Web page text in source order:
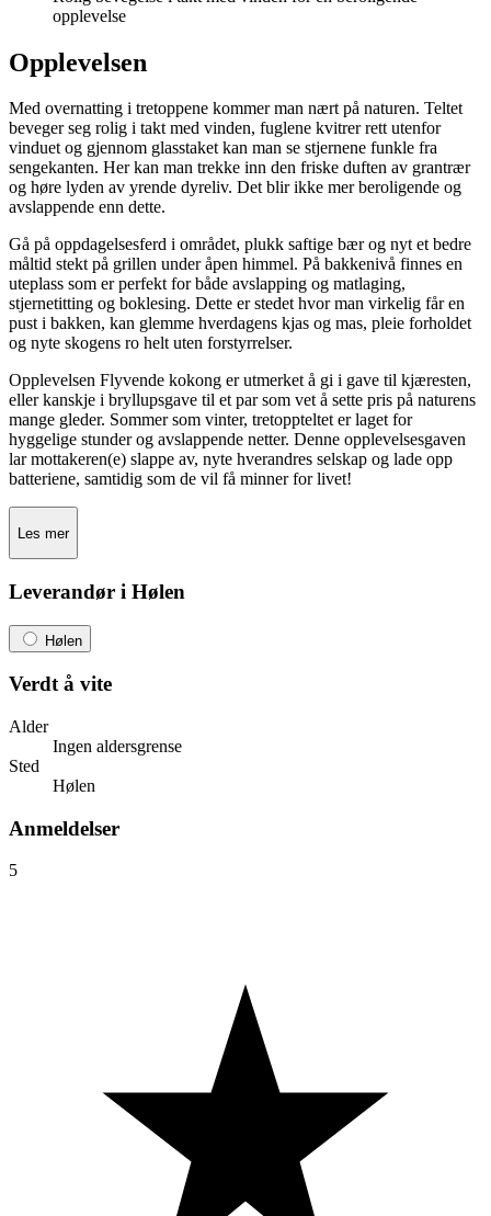
opplevelse
Opplevelsen
Med overnatting i tretoppene kommer man nært på naturen. Teltet
beveger seg rolig i takt med vinden, fuglene kvitrer rett utenfor
vinduet og gjennom glasstaket kan man se stjernene funkle fra
sengekanten. Her kan man trekke inn den friske duften av grantrær
og høre lyden av yrende dyreliv. Det blir ikke mer beroligende og
avslappende enn dette.
Gå på oppdagelsesferd i området, plukk saftige bær og nyt et bedre
måltid stekt på grillen under åpen himmel. På bakkenivå finnes en
uteplass som er perfekt for både avslapping og matlaging,
stjernetitting og boklesing. Dette er stedet hvor man virkelig får en
pust i bakken, kan glemme hverdagens kjas og mas, pleie forholdet
og nyte skogens ro helt uten forstyrrelser.
Opplevelsen Flyvende kokong er utmerket å gi i gave til kjæresten,
eller kanskje i bryllupsgave til et par som vet å sette pris på naturens
mange gleder. Sommer som vinter, tretoppteltet er laget for
hyggelige stunder og avslappende netter. Denne opplevelsesgaven
lar mottakeren(e) slappe av, nyte hverandres selskap og lade opp
batteriene, samtidig som de vil få minner for livet!
Les mer
Leverandør i Hølen
Hølen
Verdt å vite
Alder
Ingen aldersgrense
Sted
Hølen
Anmeldelser
5